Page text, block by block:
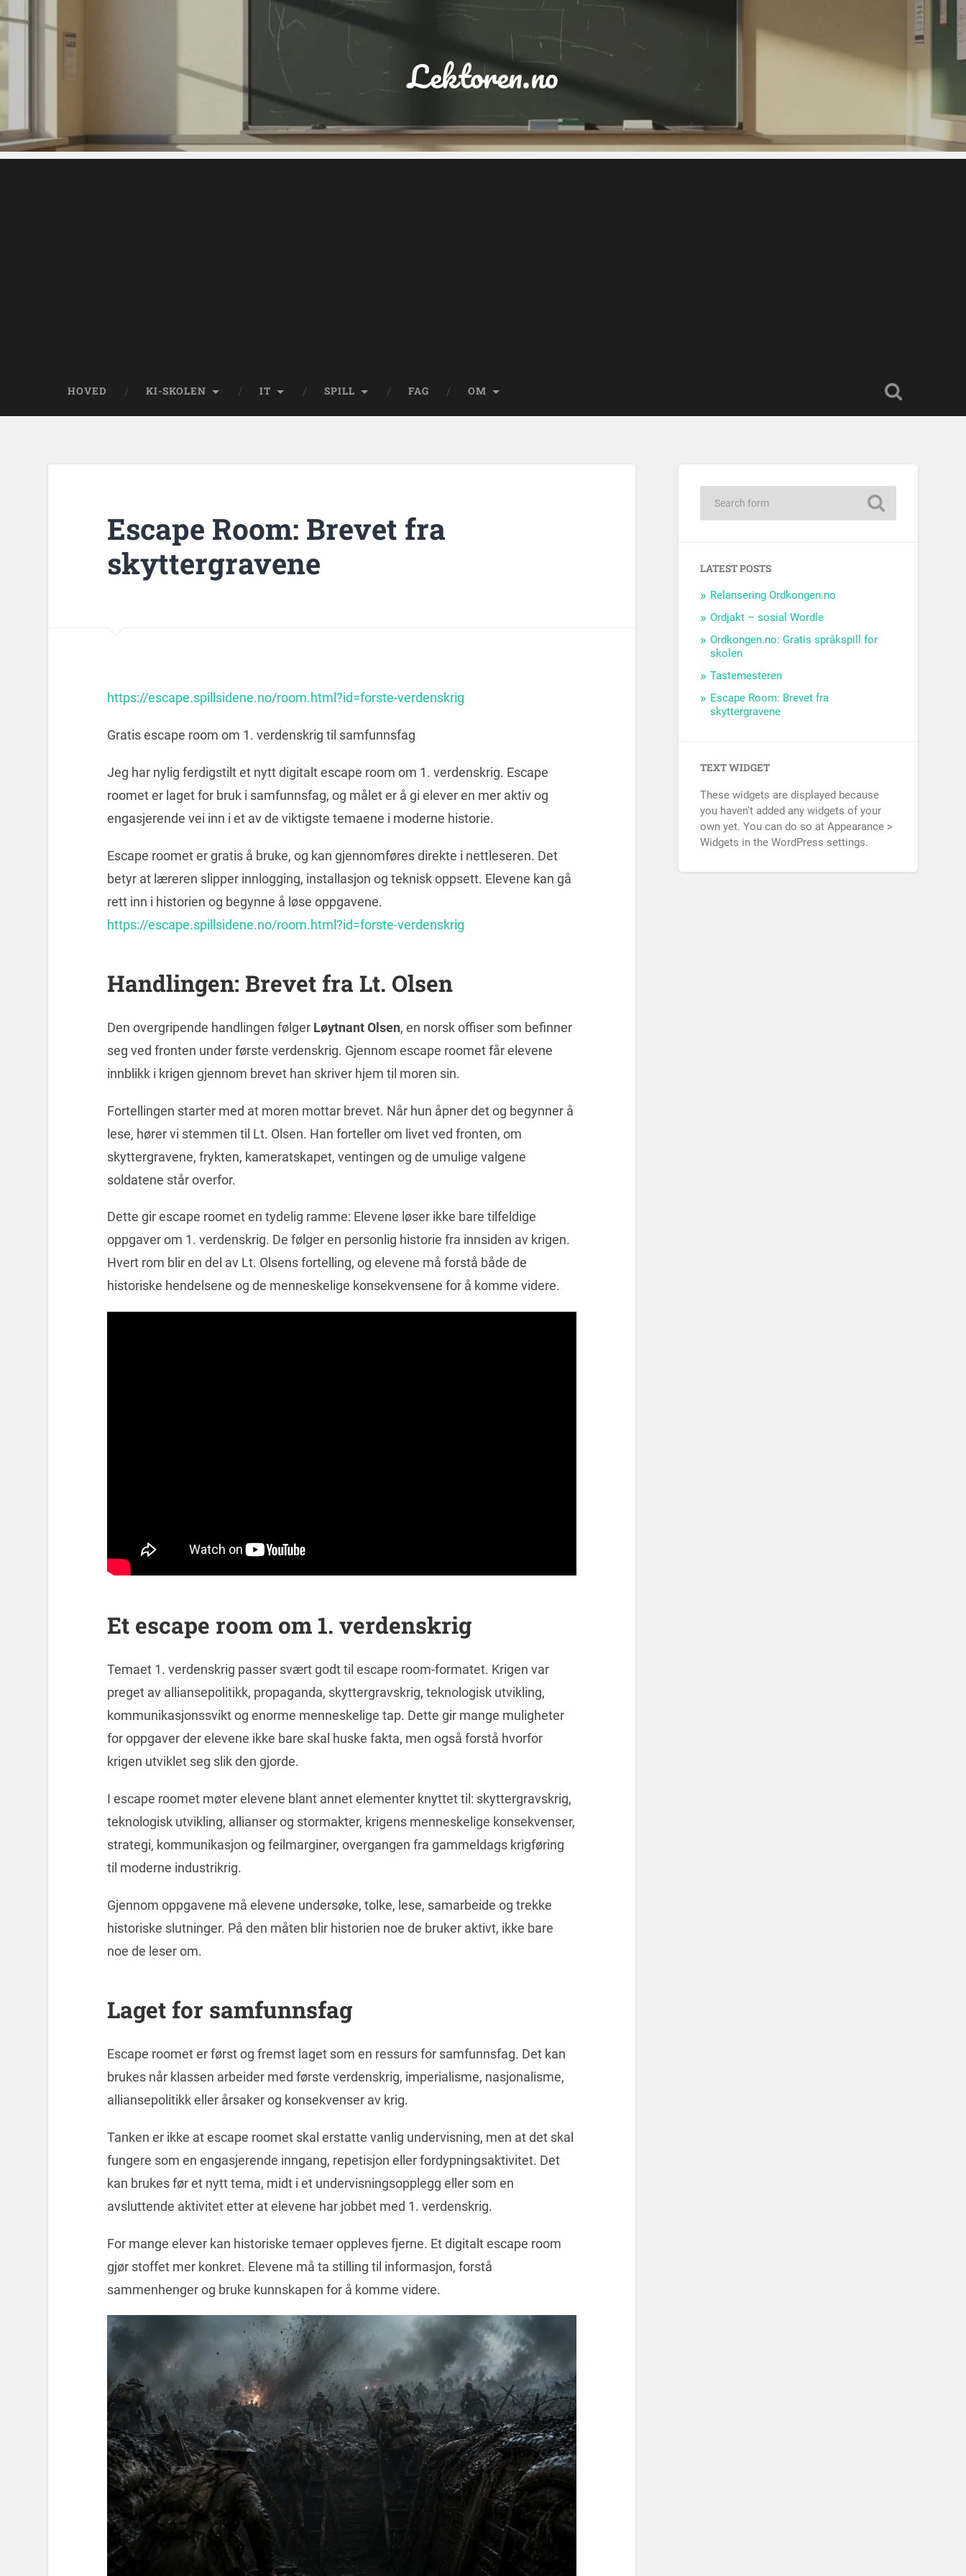
Lektoren.no
HOVED KI-SKOLEN IT SPILL FAG OM
Escape Room: Brevet fra
skyttergravene
https://escape.spillsidene.no/room.html?id=forste-verdenskrig
Gratis escape room om 1. verdenskrig til samfunnsfag
Jeg har nylig ferdigstilt et nytt digitalt escape room om 1. verdenskrig. Escape
roomet er laget for bruk i samfunnsfag, og målet er å gi elever en mer aktiv og
engasjerende vei inn i et av de viktigste temaene i moderne historie.
Escape roomet er gratis å bruke, og kan gjennomføres direkte i nettleseren. Det
betyr at læreren slipper innlogging, installasjon og teknisk oppsett. Elevene kan gå
rett inn i historien og begynne å løse oppgavene.
https://escape.spillsidene.no/room.html?id=forste-verdenskrig
Handlingen: Brevet fra Lt. Olsen
Den overgripende handlingen følger Løytnant Olsen, en norsk offiser som befinner
seg ved fronten under første verdenskrig. Gjennom escape roomet får elevene
innblikk i krigen gjennom brevet han skriver hjem til moren sin.
Fortellingen starter med at moren mottar brevet. Når hun åpner det og begynner å
lese, hører vi stemmen til Lt. Olsen. Han forteller om livet ved fronten, om
skyttergravene, frykten, kameratskapet, ventingen og de umulige valgene
soldatene står overfor.
Dette gir escape roomet en tydelig ramme: Elevene løser ikke bare tilfeldige
oppgaver om 1. verdenskrig. De følger en personlig historie fra innsiden av krigen.
Hvert rom blir en del av Lt. Olsens fortelling, og elevene må forstå både de
historiske hendelsene og de menneskelige konsekvensene for å komme videre.
Et escape room om 1. verdenskrig
Temaet 1. verdenskrig passer svært godt til escape room-formatet. Krigen var
preget av alliansepolitikk, propaganda, skyttergravskrig, teknologisk utvikling,
kommunikasjonssvikt og enorme menneskelige tap. Dette gir mange muligheter
for oppgaver der elevene ikke bare skal huske fakta, men også forstå hvorfor
krigen utviklet seg slik den gjorde.
I escape roomet møter elevene blant annet elementer knyttet til: skyttergravskrig,
teknologisk utvikling, allianser og stormakter, krigens menneskelige konsekvenser,
strategi, kommunikasjon og feilmarginer, overgangen fra gammeldags krigføring
til moderne industrikrig.
Gjennom oppgavene må elevene undersøke, tolke, lese, samarbeide og trekke
historiske slutninger. På den måten blir historien noe de bruker aktivt, ikke bare
noe de leser om.
Laget for samfunnsfag
Escape roomet er først og fremst laget som en ressurs for samfunnsfag. Det kan
brukes når klassen arbeider med første verdenskrig, imperialisme, nasjonalisme,
alliansepolitikk eller årsaker og konsekvenser av krig.
Tanken er ikke at escape roomet skal erstatte vanlig undervisning, men at det skal
fungere som en engasjerende inngang, repetisjon eller fordypningsaktivitet. Det
kan brukes før et nytt tema, midt i et undervisningsopplegg eller som en
avsluttende aktivitet etter at elevene har jobbet med 1. verdenskrig.
For mange elever kan historiske temaer oppleves fjerne. Et digitalt escape room
gjør stoffet mer konkret. Elevene må ta stilling til informasjon, forstå
sammenhenger og bruke kunnskapen for å komme videre.
LATEST POSTS
Relansering Ordkongen.no
Ordjakt – sosial Wordle
Ordkongen.no: Gratis språkspill for
skolen
Tastemesteren
Escape Room: Brevet fra
skyttergravene
TEXT WIDGET
These widgets are displayed because
you haven't added any widgets of your
own yet. You can do so at Appearance >
Widgets in the WordPress settings.